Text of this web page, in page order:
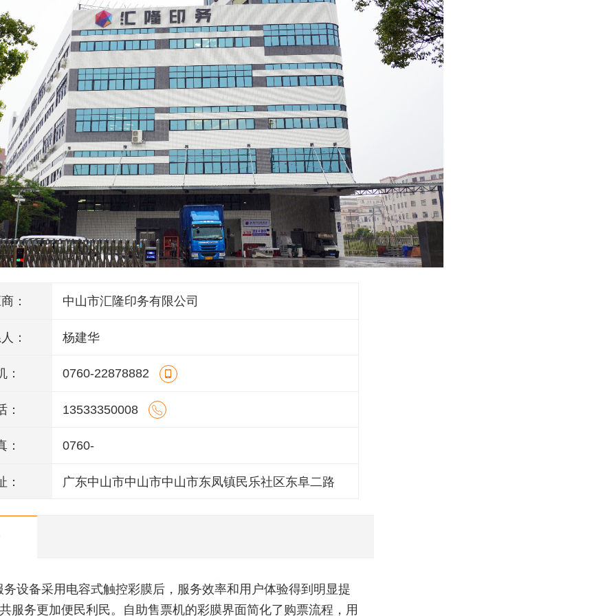
： 中山市汇隆印务有限公司
： 杨建华
： 0760-22878882
： 13533350008
： 0760-
： 广东中山市中山市中山市东凤镇民乐社区东阜二路
务设备采用电容式触控彩膜后，服务效率和用户体验得到明显提
服务更加便民利民。自助售票机的彩膜界面简化了购票流程，用